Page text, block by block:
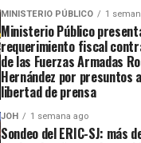
MINISTERIO PÚBLICO 1
Ministerio Público
requerimiento fiscal
de las Fuerzas Armadas
Hernández por presuntos
libertad de prensa
JOH 1 semana ago
Sondeo del ERIC-SJ: más